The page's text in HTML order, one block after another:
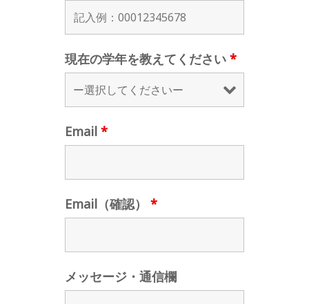
現在の学年を教えてください *
Email *
Email（確認） *
メッセージ・通信欄